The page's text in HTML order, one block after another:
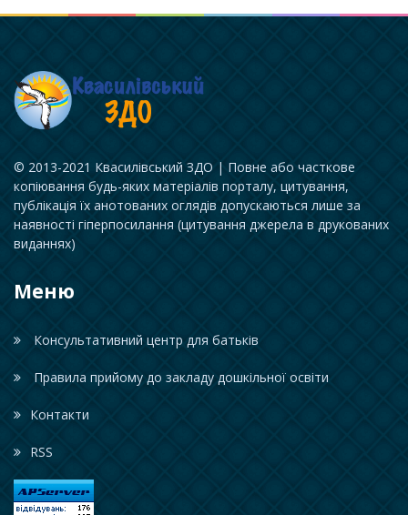
© 2013-2021 Квасилівський ЗДО | Повне або часткове
копіювання будь-яких матеріалів порталу, цитування,
публікація їх анотованих оглядів допускаються лише за
наявності гіперпосилання (цитування джерела в друкованих
виданнях)
Меню
Консультативний центр для батьків
Правила прийому до закладу дошкільної освіти
Контакти
RSS